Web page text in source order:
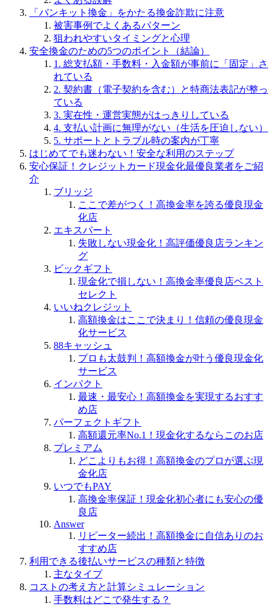
「バンキット換金」をかたる換金詐欺に注意
被害事例でよくあるパターン
狙われやすいタイミングと心理
安全換金のための5つのポイント（結論）
1. 総支払額・手数料・入金額が事前に「固定」さ
れている
2. 契約書（電子契約を含む）と特商法表記が整っ
ている
3. 実在性・運営実態がはっきりしている
4. 支払い計画に無理がない（生活を圧迫しない）
5. サポートとトラブル時の案内が丁寧
はじめてでも迷わない！安全な利用のステップ
安心保証！クレジットカード現金化最優良業者をご紹
介
ブリッジ
ここで差がつく！高換金率を誇る優良現金
化店
エキスパート
失敗しない現金化！高評価優良店ランキン
グ
ビックギフト
現金化で損しない！高換金率優良店ベスト
セレクト
いいねクレジット
高額換金はここで決まり！信頼の優良現金
化サービス
88キャッシュ
プロも太鼓判！高額換金が叶う優良現金化
サービス
インパクト
最速・最安心！高額換金を実現するおすす
め店
パーフェクトギフト
高額還元率No.1！現金化するならこのお店
プレミアム
どこよりもお得！高額換金のプロが選ぶ現
金化店
いつでもPAY
高換金率保証！現金化初心者にも安心の優
良店
Answer
リピーター続出！高額換金に自信ありのお
すすめ店
利用できる後払いサービスの種類と特徴
主なタイプ
コストの考え方と計算シミュレーション
手数料はどこで発生する？